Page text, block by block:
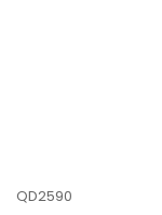
QD2590